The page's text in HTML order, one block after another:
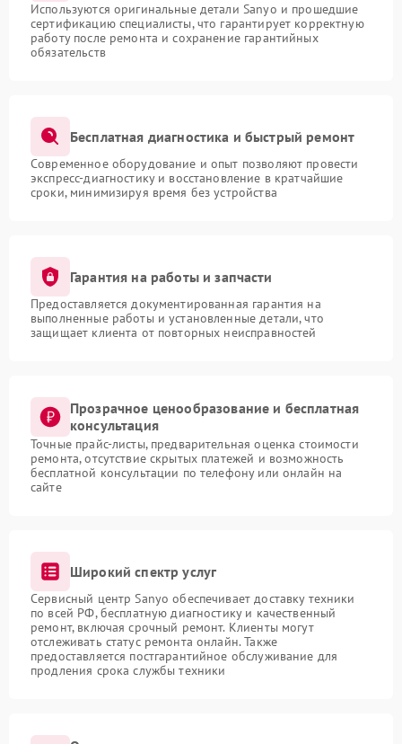
Используются оригинальные детали Sanyo и прошедшие
сертификацию специалисты, что гарантирует корректную
работу после ремонта и сохранение гарантийных
обязательств
Бесплатная диагностика и быстрый ремонт
Современное оборудование и опыт позволяют провести
экспресс-диагностику и восстановление в кратчайшие
сроки, минимизируя время без устройства
Гарантия на работы и запчасти
Предоставляется документированная гарантия на
выполненные работы и установленные детали, что
защищает клиента от повторных неисправностей
Прозрачное ценообразование и бесплатная
консультация
Точные прайс-листы, предварительная оценка стоимости
ремонта, отсутствие скрытых платежей и возможность
бесплатной консультации по телефону или онлайн на
сайте
Широкий спектр услуг
Сервисный центр Sanyo обеспечивает доставку техники
по всей РФ, бесплатную диагностику и качественный
ремонт, включая срочный ремонт. Клиенты могут
отслеживать статус ремонта онлайн. Также
предоставляется постгарантийное обслуживание для
продления срока службы техники